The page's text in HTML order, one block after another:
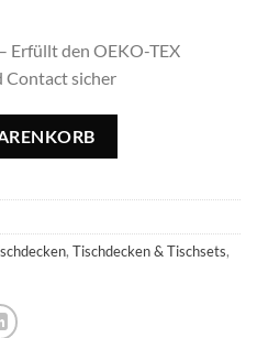
Erfüllt den OEKO-TEX
Contact sicher
, Tischdecken & Tischsets,